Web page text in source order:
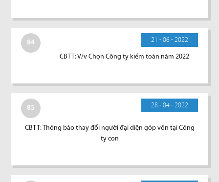
84 21 - 06 - 2022
CBTT: V/v Chọn Công ty kiểm toán năm 2022
85 28 - 04 - 2022
CBTT: Thông báo thay đổi người đại diện góp vốn tại Công
ty con